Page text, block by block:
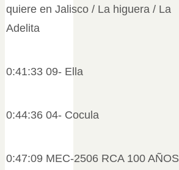
quiere en Jalisco / La higuera / La
Adelita
0:41:33 09- Ella
0:44:36 04- Cocula
0:47:09 MEC-2506 RCA 100 AÑOS